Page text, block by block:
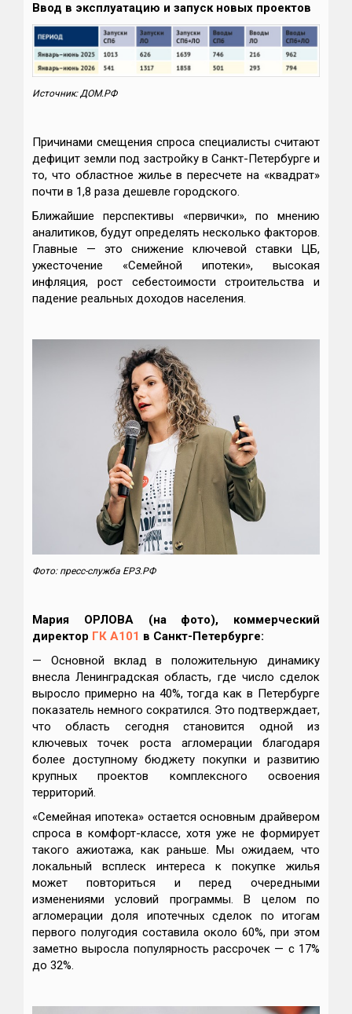
Ввод в эксплуатацию и запуск новых проектов
Источник: ДОМ.РФ
Причинами смещения спроса специалисты считают
дефицит земли под застройку в Санкт-Петербурге и
то, что областное жилье в пересчете на «квадрат»
почти в 1,8 раза дешевле городского.
Ближайшие перспективы «первички», по мнению
аналитиков, будут определять несколько факторов.
Главные — это снижение ключевой ставки ЦБ,
ужесточение «Семейной ипотеки», высокая
инфляция, рост себестоимости строительства и
падение реальных доходов населения.
Фото: пресс-служба ЕРЗ.РФ
Мария ОРЛОВА (на фото), коммерческий
директор ГК А101 в Санкт-Петербурге:
— Основной вклад в положительную динамику
внесла Ленинградская область, где число сделок
выросло примерно на 40%, тогда как в Петербурге
показатель немного сократился. Это подтверждает,
что область сегодня становится одной из
ключевых точек роста агломерации благодаря
более доступному бюджету покупки и развитию
крупных проектов комплексного освоения
территорий.
«Семейная ипотека» остается основным драйвером
спроса в комфорт-классе, хотя уже не формирует
такого ажиотажа, как раньше. Мы ожидаем, что
локальный всплеск интереса к покупке жилья
может повториться и перед очередными
изменениями условий программы. В целом по
агломерации доля ипотечных сделок по итогам
первого полугодия составила около 60%, при этом
заметно выросла популярность рассрочек — с 17%
до 32%.